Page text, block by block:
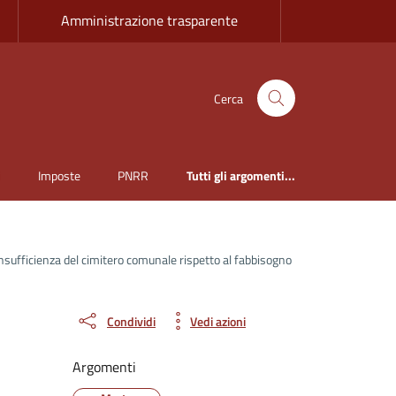
Amministrazione trasparente
Cerca
Imposte PNRR Tutti gli argomenti...
del cimitero comunale rispetto al fabbisogno
Condividi Vedi azioni
Argomenti